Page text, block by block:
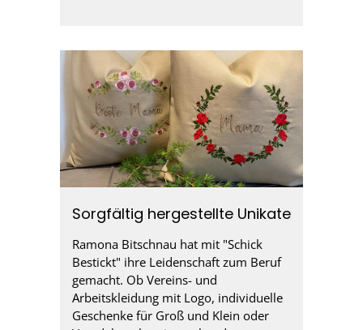
Sorgfältig hergestellte Unikate
Ramona Bitschnau hat mit "Schick
Bestickt" ihre Leidenschaft zum Beruf
gemacht. Ob Vereins- und
Arbeitskleidung mit Logo, individuelle
Geschenke für Groß und Klein oder